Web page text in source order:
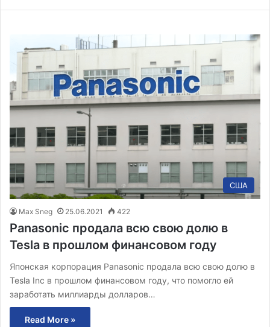
США
Max Sneg 25.06.2021 422
Panasonic продала всю свою долю в
Tesla в прошлом финансовом году
Японская корпорация Panasonic продала всю свою долю в
Tesla Inc в прошлом финансовом году, что помогло ей
заработать миллиарды долларов…
Read More »